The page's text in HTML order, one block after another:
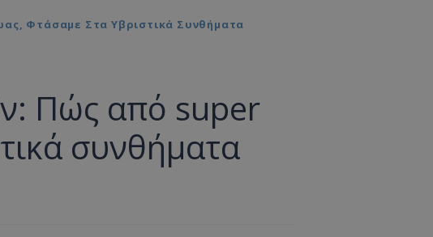
Φτάσαμε Στα Υβριστικά Συνθήματα
Πώς από super
συνθήματα